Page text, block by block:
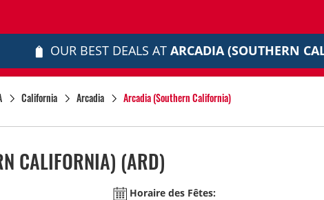
OUR BEST DEALS AT ARCADIA (SOUTHERN
California Arcadia Arcadia (Southern California)
CALIFORNIA) (ARD)
Horaire des Fêtes: